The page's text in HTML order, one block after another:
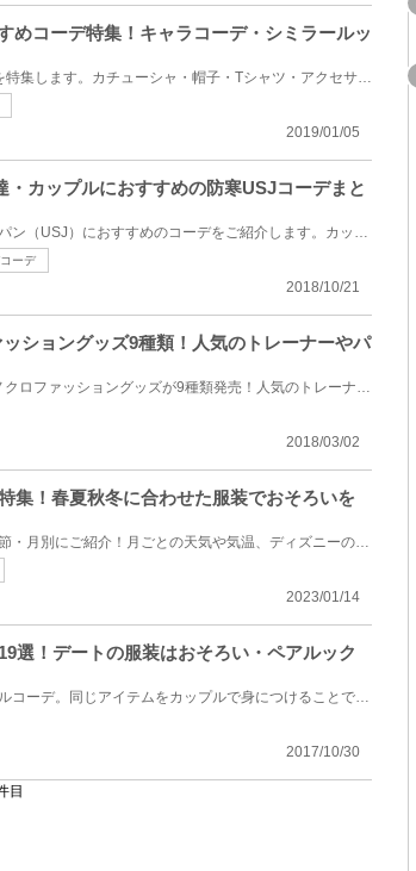
めコーデ特集！キャラコーデ・シミラールッ
USJのファッショングッズ&おすすめコーデを特集します。カチューシャ・帽子・Tシャツ・アクセサリーなど...
2019/01/05
・カップルにおすすめの防寒USJコーデまと
2018-2019年冬のユニバーサルスタジオジャパン（USJ）におすすめのコーデをご紹介します。カップルでのU...
ーデ
2018/10/21
ショングッズ9種類！人気のトレーナーやパ
2018年3月1日（木）にディズニーの新作モノクロファッショングッズが9種類発売！人気のトレーナーやパー...
2018/03/02
集！春夏秋冬に合わせた服装でおそろいを
ディズニーに行くときのカップルコーデを季節・月別にご紹介！月ごとの天気や気温、ディズニーのイベン...
2023/01/14
選！デートの服装はおそろい・ペアルック
最近ディズニーデートで流行っているカップルコーデ。同じアイテムをカップルで身につけることで、2人の...
2017/10/30
目